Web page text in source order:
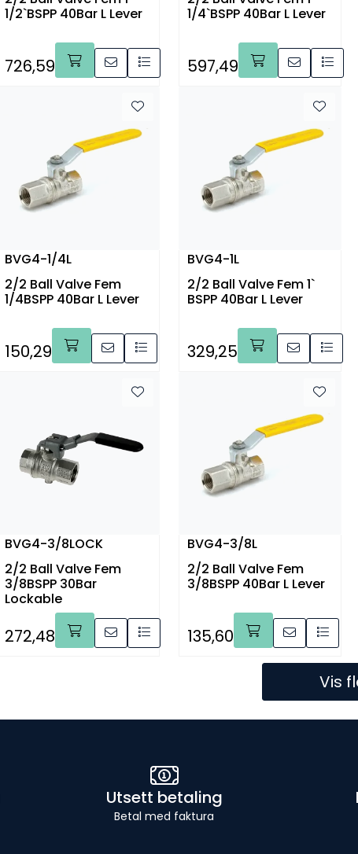
1/2`BSPP 40Bar L Lever
726,59
1/4`BSPP 40Bar L Lever
597,49
BVG4-1/4L
2/2 Ball Valve Fem
1/4BSPP 40Bar L Lever
150,29
BVG4-1L
2/2 Ball Valve Fem 1`
BSPP 40Bar L Lever
329,25
BVG4-3/8LOCK
2/2 Ball Valve Fem
3/8BSPP 30Bar
Lockable
272,48
BVG4-3/8L
2/2 Ball Valve Fem
3/8BSPP 40Bar L Lever
135,60
Vis
Utsett betaling
Betal med faktura